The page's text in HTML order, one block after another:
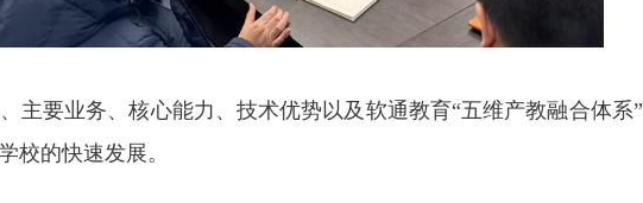
主要业务、核心能力、技术优势以及 软通教育“五维产教融合体系”
校的快速发展。